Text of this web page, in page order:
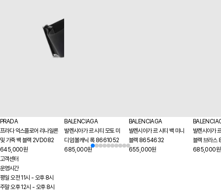
PRADA
프라다 익스플로어 리나일론
및 가죽 백 블랙 2VD082
645,000원
BALENCIAGA
발렌시아가 르 시티 모토 미
디엄 볼캐닉 록 8661052
685,000원
BALENCIAGA
발렌시아가 르 시티 백 미니
블랙 8654632
655,000원
발렌시아가
블랙 브라
685,000원
고객센터
운영시간
평일 오전 11시 - 오후 8시
주말 오후 12시 - 오후 8시